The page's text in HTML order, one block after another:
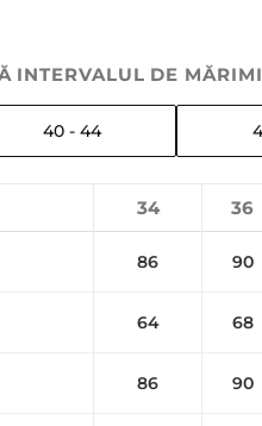
INTERVALUL DE MĂRIMI
40 - 44
34 36
86 90
64 68
86 90